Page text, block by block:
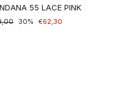
55 LACE PINK
30% €62,30